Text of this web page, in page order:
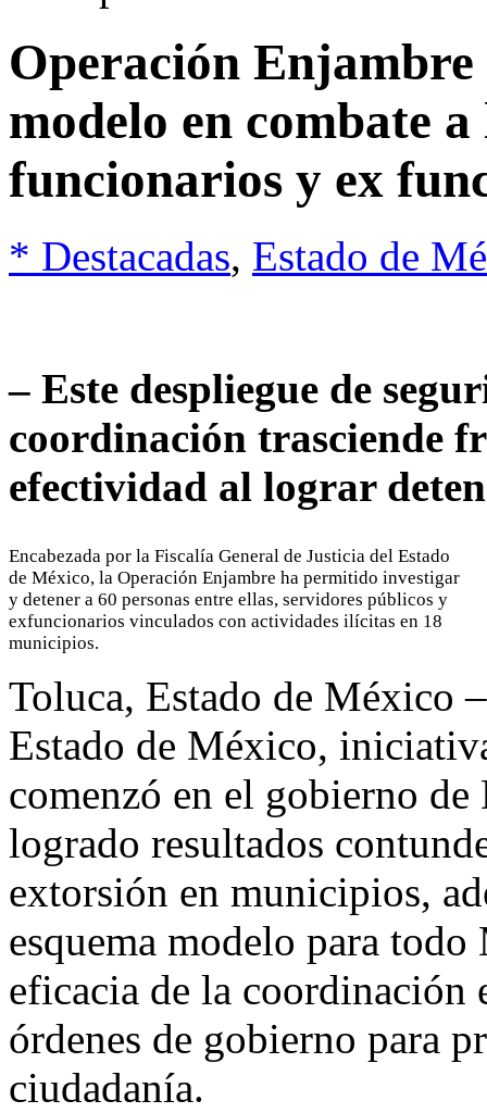
Operación Enjambre
modelo en combate
funcionarios y ex
* Destacadas, Estado de
– Este despliegue de
coordinación trasciende
efectividad al lograr
Encabezada por la Fiscalía General de Justicia del Estado
de México, la Operación Enjambre ha permitido investigar
y detener a 60 personas entre ellas, servidores públicos y
exfuncionarios vinculados con actividades ilícitas en 18
municipios.
Toluca, Estado de México
Estado de México,
comenzó en el gobierno
logrado resultados
extorsión en municipios,
esquema modelo para
eficacia de la coordinación
órdenes de gobierno para
ciudadanía.